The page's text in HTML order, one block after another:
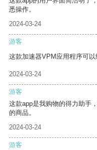
悉操作。
2024-03-24
游客
这款加速器VPM应用程序可以
2024-03-24
游客
这款app是我购物的得力助手
的商品。
2024-03-24
游客